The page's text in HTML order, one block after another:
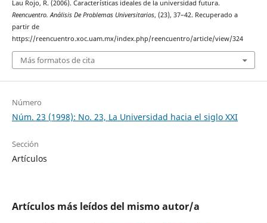
Lau Rojo, R. (2006). Características ideales de la universidad futura.
Reencuentro. Análisis De Problemas Universitarios, (23), 37–42. Recuperado a
partir de
https://reencuentro.xoc.uam.mx/index.php/reencuentro/article/view/324
Más formatos de cita
Número
Núm. 23 (1998): No. 23, La Universidad hacia el siglo XXI
Sección
Artículos
Artículos más leídos del mismo autor/a